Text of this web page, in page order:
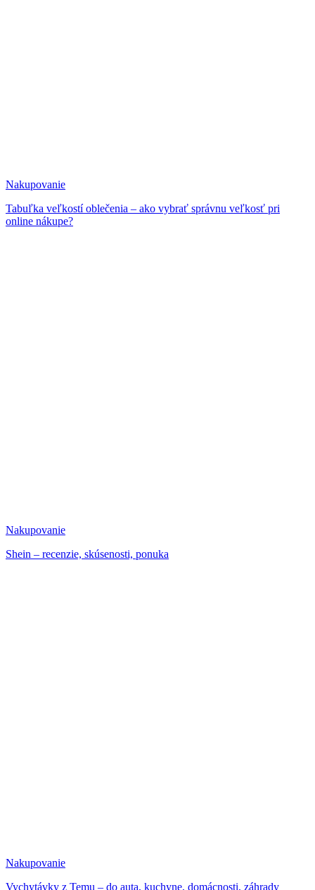
Nakupovanie
Tabuľka veľkostí oblečenia – ako vybrať správnu veľkosť pri
online nákupe?
Nakupovanie
Shein – recenzie, skúsenosti, ponuka
Nakupovanie
Vychytávky z Temu – do auta, kuchyne, domácnosti, záhrady